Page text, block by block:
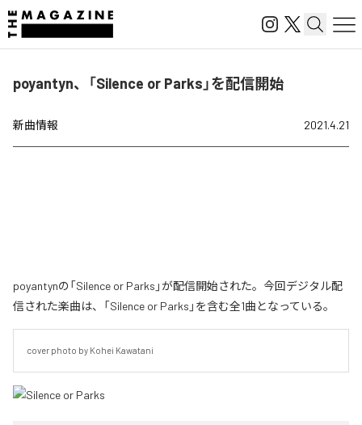
poyantyn、「Silence or Parks」を配信開始
新曲情報 2021.4.21
poyantynの「Silence or Parks」が配信開始された。今回デジタル配
信された楽曲は、「Silence or Parks」を含む全1曲となっている。
cover photo by Kohei Kawatani